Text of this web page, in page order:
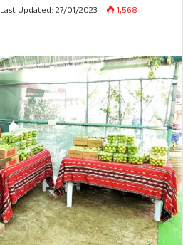
Last Updated: 27/01/2023
1,568